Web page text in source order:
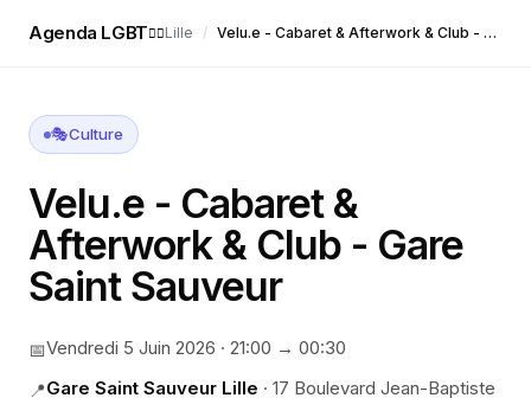
Agenda LGBT🏳️‍🌈Lille / Velu.e - Cabaret & Afterwork & Club - Gare Saint Sauveur
🎭Culture
Velu.e - Cabaret &
Afterwork & Club - Gare
Saint Sauveur
📅Vendredi 5 Juin 2026 · 21:00 → 00:30
📍Gare Saint Sauveur Lille · 17 Boulevard Jean-Baptiste